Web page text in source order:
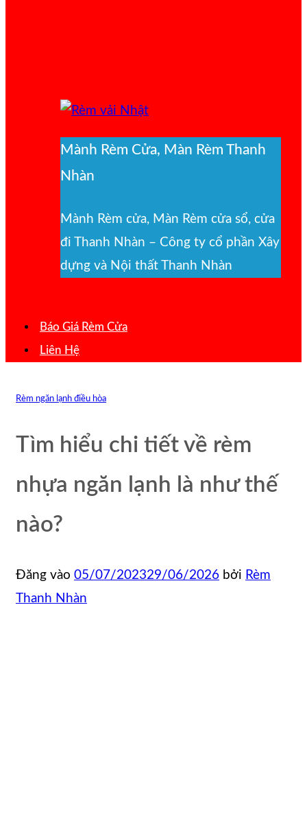
Mành Rèm Cửa, Màn Rèm Thanh
Nhàn
Mành Rèm cửa, Màn Rèm cửa sổ, cửa
đi Thanh Nhàn – Công ty cổ phần Xây
dựng và Nội thất Thanh Nhàn
Báo Giá Rèm Cửa
Liên Hệ
Rèm ngăn lạnh điều hòa
Tìm hiểu chi tiết về rèm
nhựa ngăn lạnh là như thế
nào?
Đăng vào 05/07/202329/06/2026 bởi Rèm
Thanh Nhàn